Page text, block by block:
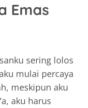
Emas
sering lolos
mulai percaya
meskipun aku
aku harus